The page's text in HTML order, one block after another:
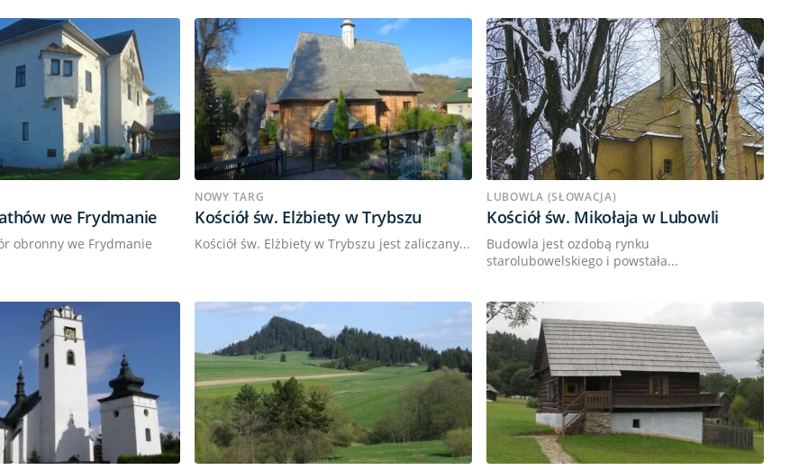
we Frydmanie
obronny we Frydmanie
NOWY TARG
Kościół św. Elżbiety w Trybszu
Kościół św. Elżbiety w Trybszu jest zaliczany...
LUBOWLA (SŁOWACJA)
Kościół św. Mikołaja w Lubowli
Budowla jest ozdobą rynku
starolubowelskiego i powstała...